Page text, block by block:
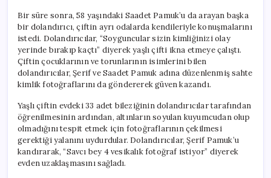
Bir süre sonra, 58 yaşındaki Saadet Pamuk’u da arayan başka
bir dolandırıcı, çiftin ayrı odalarda kendileriyle konuşmalarını
istedi. Dolandırıcılar, “Soyguncular sizin kimliğinizi olay
yerinde bırakıp kaçtı” diyerek yaşlı çifti ikna etmeye çalıştı.
Çiftin çocuklarının ve torunlarının isimlerini bilen
dolandırıcılar, Şerif ve Saadet Pamuk adına düzenlenmiş sahte
kimlik fotoğraflarını da göndererek güven kazandı.
Yaşlı çiftin evdeki 33 adet bileziğinin dolandırıcılar tarafından
öğrenilmesinin ardından, altınların soyulan kuyumcudan olup
olmadığını tespit etmek için fotoğraflarının çekilmesi
gerektiği yalanını uydurdular. Dolandırıcılar, Şerif Pamuk’u
kandırarak, “Savcı bey 4 vesikalık fotoğraf istiyor” diyerek
evden uzaklaşmasını sağladı.